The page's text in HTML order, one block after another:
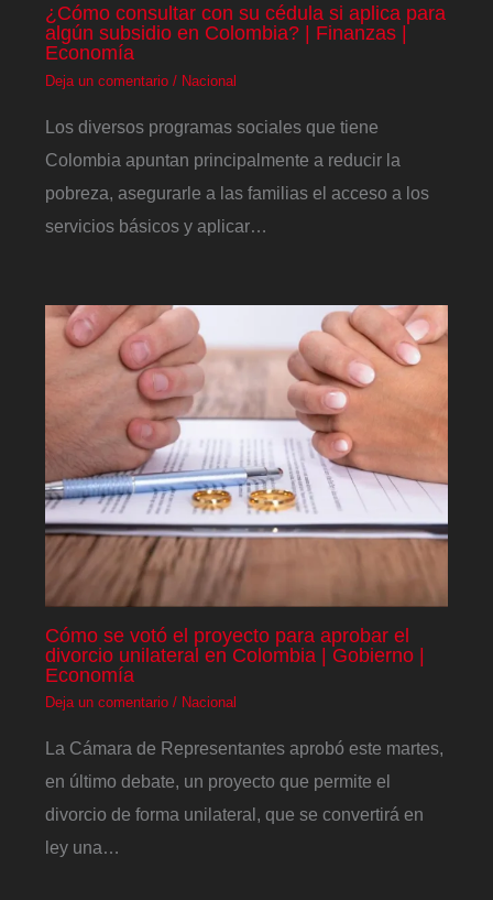
¿Cómo consultar con su cédula si aplica para
algún subsidio en Colombia? | Finanzas |
Economía
Deja un comentario / Nacional
Los diversos programas sociales que tiene
Colombia apuntan principalmente a reducir la
pobreza, asegurarle a las familias el acceso a los
servicios básicos y aplicar…
Cómo se votó el proyecto para aprobar el
divorcio unilateral en Colombia | Gobierno |
Economía
Deja un comentario / Nacional
La Cámara de Representantes aprobó este martes,
en último debate, un proyecto que permite el
divorcio de forma unilateral, que se convertirá en
ley una…